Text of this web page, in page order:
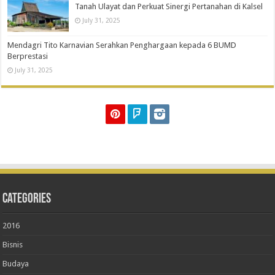
Tanah Ulayat dan Perkuat Sinergi Pertanahan di Kalsel
July 31, 2025
Mendagri Tito Karnavian Serahkan Penghargaan kepada 6 BUMD
Berprestasi
July 31, 2025
Categories
2016
Bisnis
Budaya